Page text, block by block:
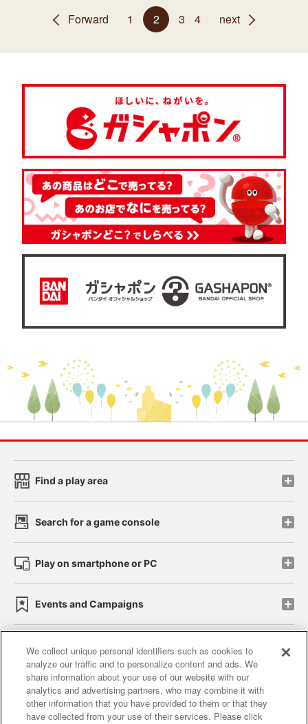
Forward 1 2 3 4 next
Find a play area
Search for a game console
Play on smartphone or PC
Events and Campaigns
Affiliate Sustainability site policy privacy policy
Web accessibility policy and verification results
We collect unique personal identifiers such as cookies to
analyze our traffic and to personalize content and ads. We
share information about your use of our website with our
analytics and advertising partners, who may combine it with
other information that you have provided to them or that they
have collected from your use of their services. Please click